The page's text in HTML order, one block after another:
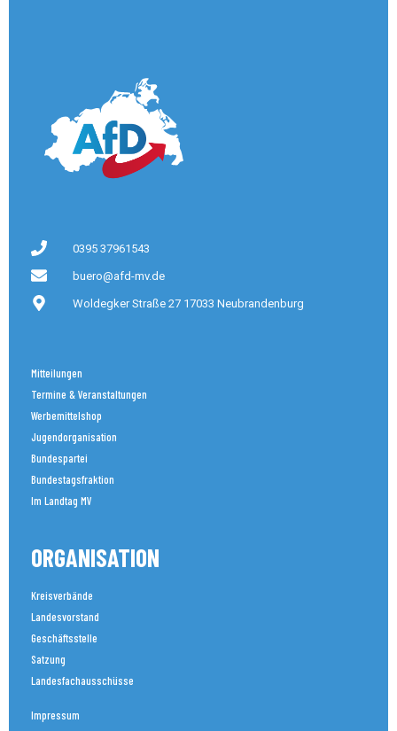
0395 37961543
buero@afd-mv.de
Woldegker Straße 27 17033 Neubrandenburg
Mitteilungen
Termine & Veranstaltungen
Werbemittelshop
Jugendorganisation
Bundespartei
Bundestagsfraktion
Im Landtag MV
ORGANISATION
Kreisverbände
Landesvorstand
Geschäftsstelle
Satzung
Landesfachausschüsse
Impressum